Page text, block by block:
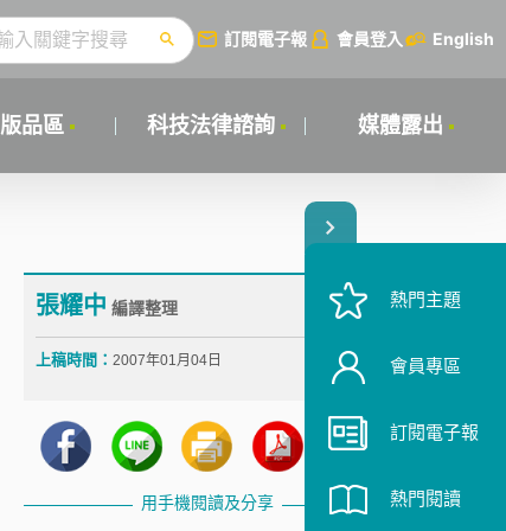
訂閱電子報 會員登入 English
品區 科技法律諮詢 媒體露出
張耀中 編譯整理
上稿時間： 2007年01月04日
用手機閱讀及分享
熱門主題
會員專區
訂閱電子報
熱門閱讀